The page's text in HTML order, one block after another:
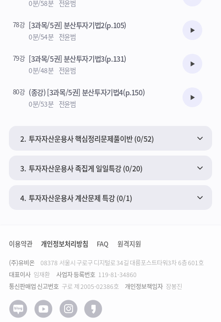
0분/58분 전윤범
78강 [3과목/5권] 분산투자기법2(p.105)
0분/54분 전윤범 수강준비
79강 [3과목/5권] 분산투자기법3(p.131)
0분/48분 전윤범 수강준비
80강 (종강) [3과목/5권] 분산투자기법4(p.150)
0분/53분 전윤범 수강준비
2. 투자자산운용사 핵심정리문제풀이반 (0/52)
3. 투자자산운용사 족집게 일일특강 (0/20)
4. 투자자산운용사 계산문제 특강 (0/1)
이용약관 개인정보처리방침 FAQ 원격지원
(주)유비온 주소
08378 서울시 구로구 디지털로 34길 대륭포스트타워3차 6층 601호
대표이사 임재환 사업자 등록번호 119-81-34860
통신판매업 신고번호 구로 제 2005-02386호 개인정보책임자 장봉진